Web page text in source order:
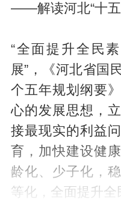
——解读河北“十五
“全面提升全民
展”，《河北省国
个五年规划纲要
心的发展思想，
接最现实的利益
育，加快建设健
龄化、少子化，
等化，全面提升全